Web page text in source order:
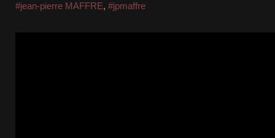
#jean-pierre MAFFRE, #jpmaffre